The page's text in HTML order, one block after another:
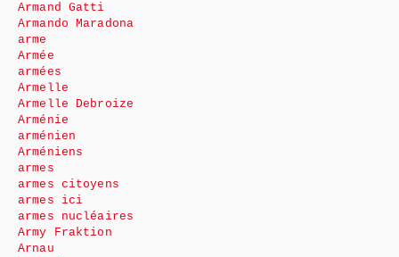
Armand Gatti
Armando Maradona
arme
Armée
armées
Armelle
Armelle Debroize
Arménie
arménien
Arméniens
armes
armes citoyens
armes ici
armes nucléaires
Army Fraktion
Arnau